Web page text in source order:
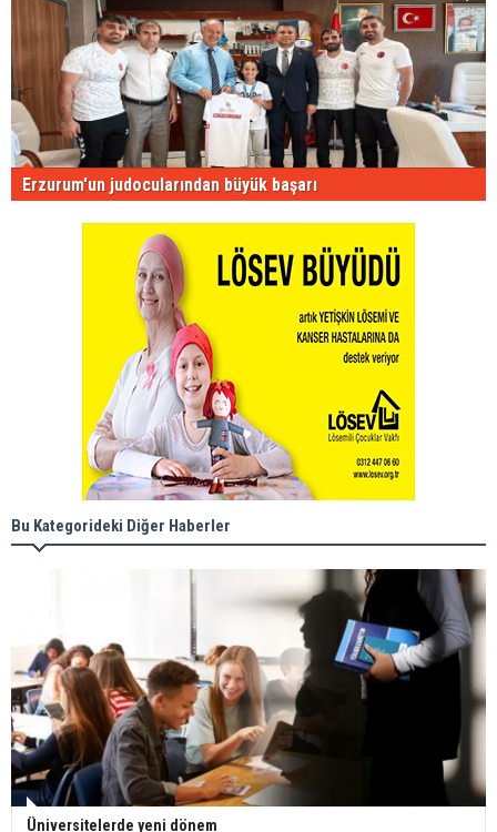
Erzurum'un judocularından büyük başarı
Bu Kategorideki Diğer Haberler
Üniversitelerde yeni dönem